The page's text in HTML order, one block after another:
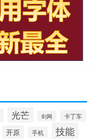
光芒 剑网 卡丁车
开原 手机 技能